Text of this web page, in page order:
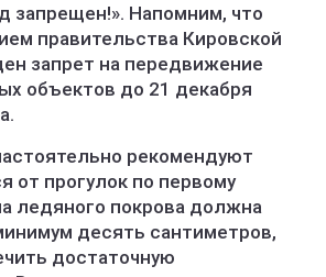
запрещен!». Напомним, что
правительства Кировской
запрет на передвижение
объектов до 21 декабря
рекомендуют
от прогулок по первому
ледяного покрова должна
десять сантиметров,
достаточную